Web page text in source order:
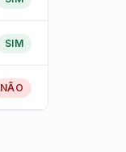
SIM
NÃO